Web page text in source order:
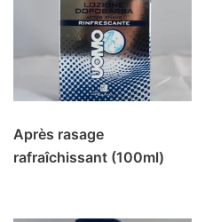
Après rasage
rafraîchissant (100ml)